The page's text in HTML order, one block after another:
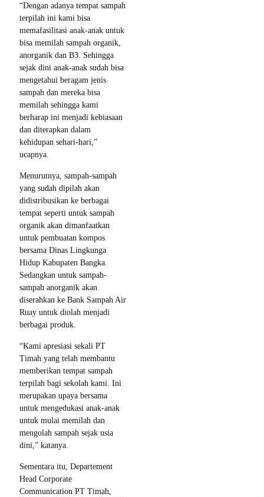
“Dengan adanya tempat sampah
terpilah ini kami bisa
memafasilitasi anak-anak untuk
bisa memilah sampah organik,
anorganik dan B3. Sehingga
sejak dini anak-anak sudah bisa
mengetahui beragam jenis
sampah dan mereka bisa
memilah sehingga kami
berharap ini menjadi kebiasaan
dan diterapkan dalam
kehidupan sehari-hari,”
ucapnya.
Menurutnya, sampah-sampah
yang sudah dipilah akan
didistribusikan ke berbagai
tempat seperti untuk sampah
organik akan dimanfaatkan
untuk pembuatan kompos
bersama Dinas Lingkunga
Hidup Kabupaten Bangka.
Sedangkan untuk sampah-
sampah anorganik akan
diserahkan ke Bank Sampah Air
Ruay untuk diolah menjadi
berbagai produk.
“Kami apresiasi sekali PT
Timah yang telah membantu
memberikan tempat sampah
terpilah bagi sekolah kami. Ini
merupakan upaya bersama
untuk mengedukasi anak-anak
untuk mulai memilah dan
mengolah sampah sejak usia
dini,” katanya.
Sementara itu, Departement
Head Corporate
Communication PT Timah,